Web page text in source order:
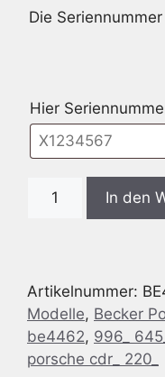
Die
Hier
Code
BE4462
Porsche
CDR-
220
In den
Artikelnummer:
Modelle, Becker
be4462, 996_
porsche cdr_ 220_